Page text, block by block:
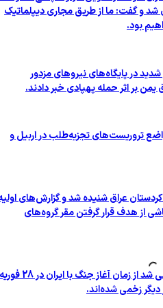
در یمن به ۵۸ نفر رسید
و گفت: ما از طریق مجاری دیپلماتیک
بود.
در پایگاه‌های نیروهای مزدور
اثر حمله پهپادی خبر دادند.
تروریست‌های تجزیه‌طلب در اربیل و
عراق شنیده شد و گزارش‌های اولیه
از هدف قرار گرفتن مقر گروه‌های
پنتاگون در تازه ترین آمار خود مدعی شد از زمان آغاز جنگ با ایران در 28 فوریه،